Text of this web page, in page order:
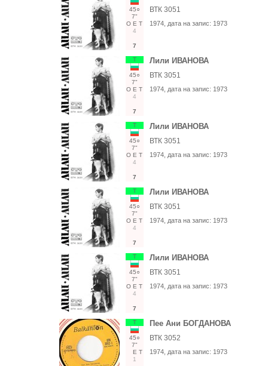
45○
7"
О Е Т
4
7
ВТК 3051
1974 , дата на запис: 1973
Т
45○
7"
О Е Т
4
7
Лили ИВАНОВА
ВТК 3051
1974 , дата на запис: 1973
Т
45○
7"
О Е Т
4
7
Лили ИВАНОВА
ВТК 3051
1974 , дата на запис: 1973
Т
45○
7"
О Е Т
4
7
Лили ИВАНОВА
ВТК 3051
1974 , дата на запис: 1973
Т
45○
7"
О Е Т
4
7
Лили ИВАНОВА
ВТК 3051
1974 , дата на запис: 1973
Т
45○
7"
Е Т
1
Пее Ани БОГДАНОВА
ВТК 3052
1974 , дата на запис: 1973